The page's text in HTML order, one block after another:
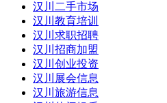
汉川二手市场
汉川教育培训
汉川求职招聘
汉川招商加盟
汉川创业投资
汉川展会信息
汉川旅游信息